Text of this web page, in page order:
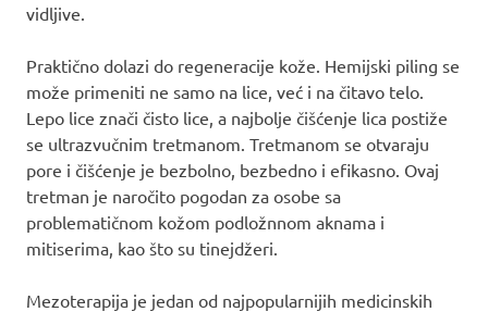
vidljive.
Praktično dolazi do regeneracije kože. Hemijski piling se
može primeniti ne samo na lice, već i na čitavo telo.
Lepo lice znači čisto lice, a najbolje čišćenje lica postiže
se ultrazvučnim tretmanom. Tretmanom se otvaraju
pore i čišćenje je bezbolno, bezbedno i efikasno. Ovaj
tretman je naročito pogodan za osobe sa
problematičnom kožom podložnnom aknama i
mitiserima, kao što su tinejdžeri.
Mezoterapija je jedan od najpopularnijih medicinskih